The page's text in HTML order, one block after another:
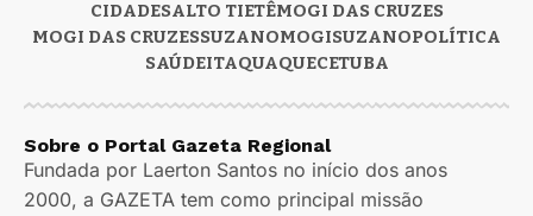
CIDADESALTO TIETÊMOGI DAS CRUZES
MOGI DAS CRUZESSUZANOMOGISUZANOPOLÍTICA
SAÚDEITAQUAQUECETUBA
Sobre o Portal Gazeta Regional
Fundada por Laerton Santos no início dos anos
2000, a GAZETA tem como principal missão